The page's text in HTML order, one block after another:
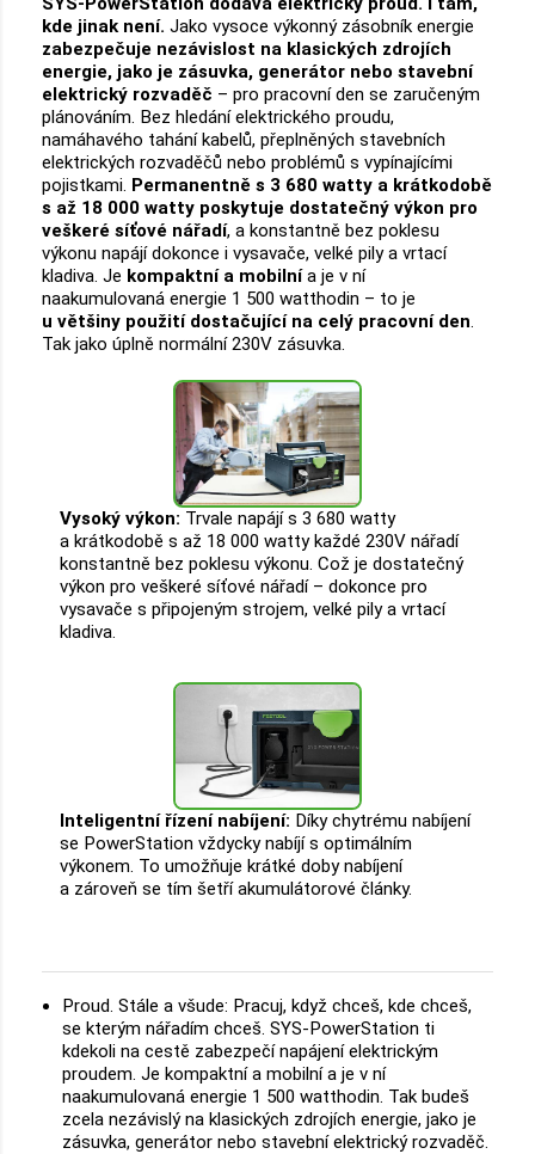
kde jinak není.Jako vysoce výkonný zásobník energie
zabezpečuje nezávislost na klasických zdrojích
energie, jako je zásuvka, generátor nebo stavební
elektrický rozvaděč – pro pracovní den se zaručeným
plánováním. Bez hledání elektrického proudu,
namáhavého tahání kabelů, přeplněných stavebních
elektrických rozvaděčů nebo problémů s vypínajícími
pojistkami. Permanentně s 3 680 watty a krátkodobě
s až 18 000 watty poskytuje dostatečný výkon pro
veškeré síťové nářadí, a konstantně bez poklesu
výkonu napájí dokonce i vysavače, velké pily a vrtací
kladiva. Je kompaktní a mobilnía je v ní
naakumulovaná energie 1 500 watthodin – to je
u většiny použití dostačující na celý pracovní den.
Tak jako úplně normální 230V zásuvka.
Vysoký výkon: Trvale napájí s 3 680 watty
a krátkodobě s až 18 000 watty každé 230V nářadí
konstantně bez poklesu výkonu. Což je dostatečný
výkon pro veškeré síťové nářadí – dokonce pro
vysavače s připojeným strojem, velké pily a vrtací
kladiva.
Inteligentní řízení nabíjení: Díky chytrému nabíjení
se PowerStation vždycky nabíjí s optimálním
výkonem. To umožňuje krátké doby nabíjení
a zároveň se tím šetří akumulátorové články.
Proud. Stále a všude: Pracuj, když chceš, kde chceš,
se kterým nářadím chceš. SYS-PowerStation ti
kdekoli na cestě zabezpečí napájení elektrickým
proudem. Je kompaktní a mobilní a je v ní
naakumulovaná energie 1 500 watthodin. Tak budeš
zcela nezávislý na klasických zdrojích energie, jako je
zásuvka, generátor nebo stavební elektrický rozvaděč.